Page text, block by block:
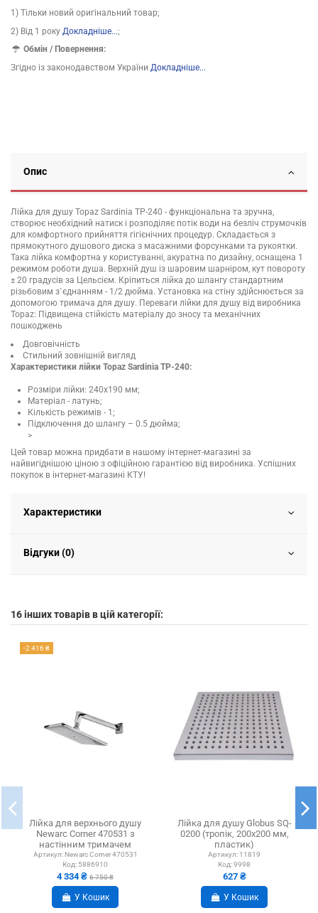
1) Тільки новий оригінальний товар;
2) Від 1 року Докладніше...;
Обмін / Повернення:
Згідно із законодавством України Докладніше...
Опис
Лійка для душу Topaz Sardinia TP-240 - функціональна та зручна,
створює необхідний натиск і розподіляє потік води на безліч струмочків
для комфортного прийняття гігієнічних процедур. Складається з
прямокутного душового диска з масажними форсунками та рукоятки.
Така лійка комфортна у користуванні, акуратна по дизайну, оснащена 1
режимом роботи душа. Верхній душ із шаровим шарніром, кут повороту
± 20 градусів за Цельсієм. Кріпиться лійка до шлангу стандартним
різьбовим з`єднанням - 1/2 дюйма. Установка на стіну здійснюється за
допомогою тримача для душу. Переваги лійки для душу від виробника
Topaz: Підвищена стійкість матеріалу до зносу та механічних
пошкоджень
Довговічність
Стильний зовнішній вигляд
Характеристики лійки Topaz Sardinia TP-240:
Розміри лійки: 240х190 мм;
Матеріал - латунь;
Кількість режимів - 1;
Підключення до шлангу – 0.5 дюйма;
>
Цей товар можна придбати в нашому інтернет-магазині за
найвигіднішою ціною з офіційною гарантією від виробника. Успішних
покупок в інтернет-магазині КТУ!
Характеристики
Відгуки (0)
16 інших товарів в цій категорії:
-2 416 ₴
Лійка для верхнього душу
Newarc Corner 470531 з
настінним тримачем
Артикул: Newarc Corner 470531
Код: 5886910
4 334 ₴ 6 750 ₴
У Кошик
Лійка для душу Globus SQ-
0200 (тропік, 200х200 мм,
пластик)
Артикул: 11819
Код:9998
627 ₴
У Кошик